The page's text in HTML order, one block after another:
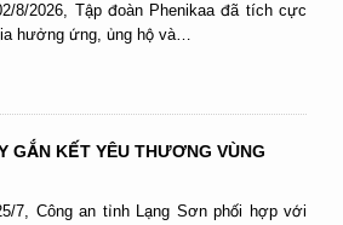
8/2026, Tập đoàn Phenikaa đã tích cực
hưởng ứng, ủng hộ và…
GẮN KẾT YÊU THƯƠNG VÙNG
7, Công an tỉnh Lạng Sơn phối hợp với